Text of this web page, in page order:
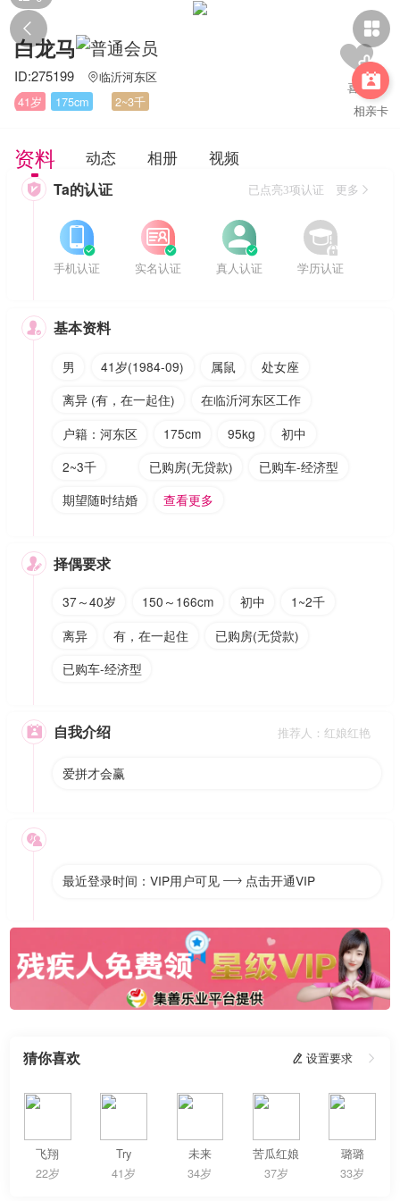
 

相亲卡
白龙马
ID:275199 临沂河东区
41岁
175cm 2~3千
资料 动态 相册 视频
 Ta的认证 已点亮3项认证 更多


手机认证


实名认证


真人认证


学历认证
 基本资料
男 41岁(1984-09) 属鼠
处女座
离异 (有，在一起住)
在临沂河东区工作
户籍：河东区
175cm 95kg
初中
2~3千
已购房(无贷款)
已购车-经济型
期望随时结婚
查看更多
 择偶要求
37～40岁 150～166cm 初中
1~2千
离异
有，在一起住
已购房(无贷款)
已购车-经济型
 自我介绍 推荐人：红娘红艳
爱拼才会赢

最近登录时间：VIP用户可见  点击开通VIP
猜你喜欢  设置要求 
飞翔
22岁
Try
41岁
未来
34岁
苦瓜红娘
37岁
璐璐
33岁